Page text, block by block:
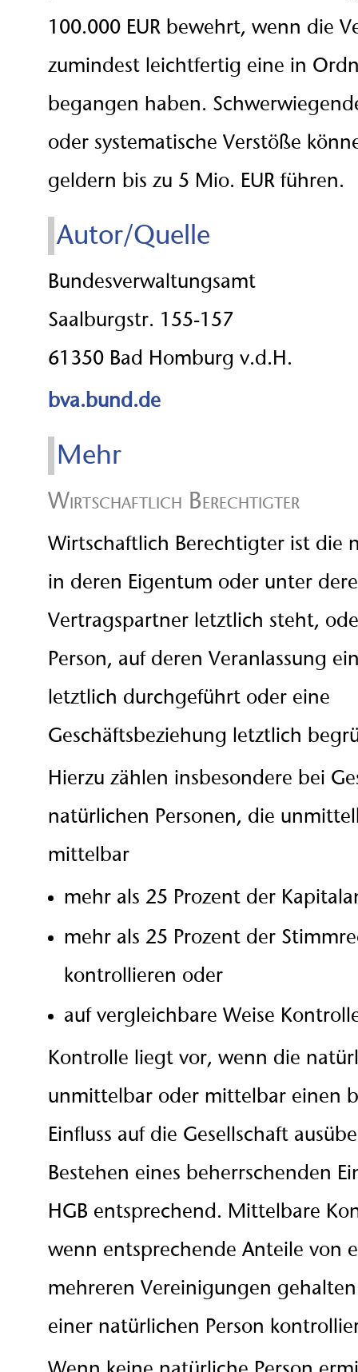
100.000 EUR bewehrt, wenn die
zumindest leichtfertig eine in
begangen haben.
oder sys­te­ma­ti­sche Ver­stö­ße
gel­dern bis zu 5 Mio. EUR füh­ren.
Autor/Quelle
Bundesverwaltungsamt
Saalburgstr. 155-157
61350 Bad Homburg v.d.H.
bva.bund.de
Mehr
Wirtschaftlich Berechtigter
Wirtschaftlich Berechtigter ist die
in deren Eigentum oder unter
Vertragspartner letztlich steht,
Person, auf deren Veranlassung
letztlich durchgeführt oder eine
Geschäftsbeziehung letztlich
Hierzu zählen insbesondere bei
natürlichen Personen, die
mittelbar
mehr als 25 Prozent der
mehr als 25 Prozent der
kontrollieren oder
auf vergleichbare Weise
Kontrolle liegt vor, wenn die
unmittelbar oder mittelbar einen
Einfluss auf die Gesellschaft
Bestehen eines beherrschenden
HGB entsprechend. Mittelbare
wenn entsprechende Anteile von
mehreren Vereinigungen
einer natürlichen Person